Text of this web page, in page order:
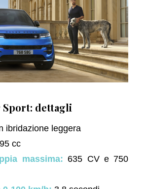
Sport: dettagli
ibridazione leggera
cc
massima: 635 CV e 750